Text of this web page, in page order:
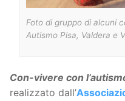
Foto di gruppo di alcuni
Autismo Pisa, Valdera e
Con-vivere con
realizzato dall’